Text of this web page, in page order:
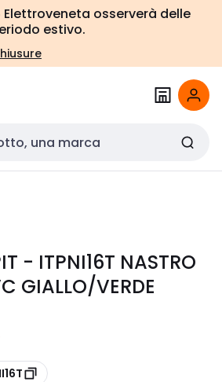
osserverà delle
estivo.
- ITPNI16T NASTRO
GIALLO/VERDE